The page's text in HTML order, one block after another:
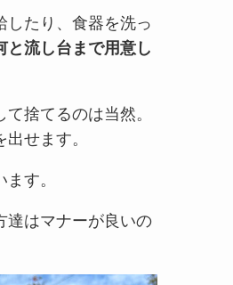
したり、食器を洗っ
と流し台まで用意し
捨てるのは当然。
せます。
す。
達はマナーが良いの